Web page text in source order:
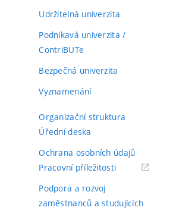
Udržitelná univerzita
Podnikavá univerzita /
ContriBUTe
Bezpečná univerzita
Vyznamenání
Organizační struktura
Úřední deska
Ochrana osobních údajů
Pracovní příležitosti(externí
Podpora a rozvoj
zaměstnanců a studujících